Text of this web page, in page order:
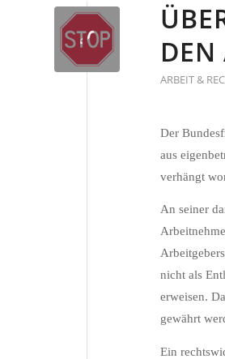
EN
ARBEIT &
Der
aus
verhängt
An seiner
nicht als
erweisen.
gewährt
Ein